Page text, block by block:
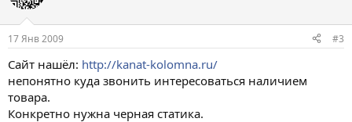
17 Янв 2009 #3
Сайт нашёл: http://kanat-kolomna.ru/
непонятно куда звонить интересоваться наличием
товара.
Конкретно нужна черная статика.